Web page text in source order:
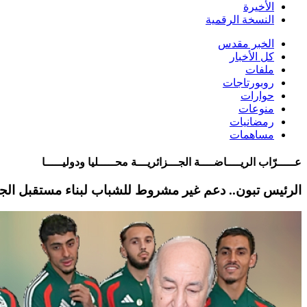
الأخيرة
النسخة الرقمية
الخبر مقدس
كل الأخبار
ملفات
روبورتاجات
حوارات
منوعات
رمضانيات
مساهمات
عـــــرّاب الريــــاضــــة الجـــزائريـــة محـــــليا ودوليـــــا
الرئيس تبون.. دعم غير مشروط للشباب لبناء مستقبل